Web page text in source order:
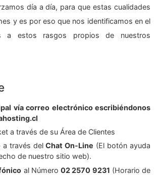
día a día, para que estas cualidades
y es por eso que nos identificamos en el
a estos rasgos propios de nuestros
vía correo electrónico escribiéndonos
a través de su Área de Clientes
a través delChat On-Line (El botón ayuda
de nuestro sitio web).
al Número02 2570 9231 (Horario de